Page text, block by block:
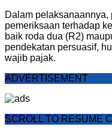
Dalam
pemeriksaan terhadap
baik roda dua (R2)
pendekatan persuasif,
wajib pajak.
ADVERTISEMENT
SCROLL TO RESUME